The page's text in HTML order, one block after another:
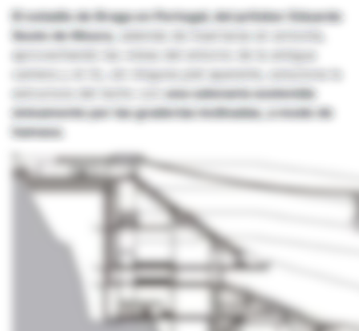
El estadio de Braga en Portugal, del pritzker Eduardo
Souto de Moura,
además de insertarse en armonía,
aprovechando las vistas del entorno de la antigua
cantera y el río, sin ninguna piel aparente, soluciona la
estructura del techo con una catenaria sostenida
únicamente por las graderías inclinadas, a modo de
hamaca.